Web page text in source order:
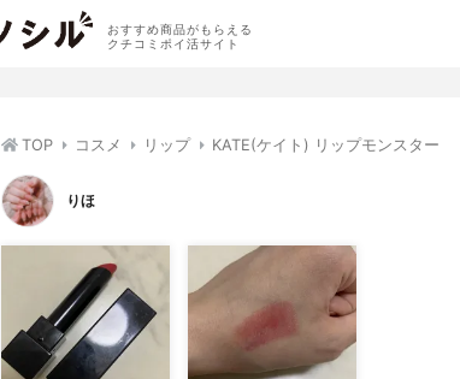
おすすめ商品がもらえる
クチコミポイ活サイト
TOP コスメ リップ KATE(ケイト) リップモンスター
りほ